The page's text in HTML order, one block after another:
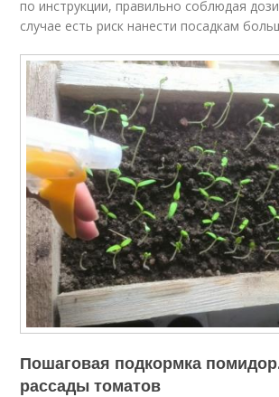
по инструкции, правильно соблюдая
случае есть риск нанести посадкам
Пошаговая подкормка
рассады томатов